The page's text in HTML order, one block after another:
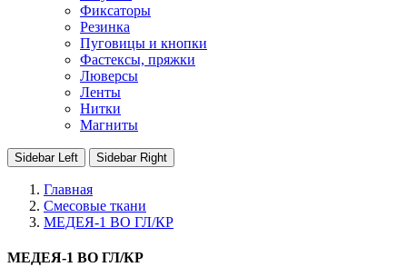
Фиксаторы
Резинка
Пуговицы и кнопки
Фастексы, пряжки
Люверсы
Ленты
Нитки
Магниты
Sidebar Left Sidebar Right
Главная
Смесовые ткани
МЕДЕЯ-1 ВО ГЛ/КР
МЕДЕЯ-1 ВО ГЛ/КР